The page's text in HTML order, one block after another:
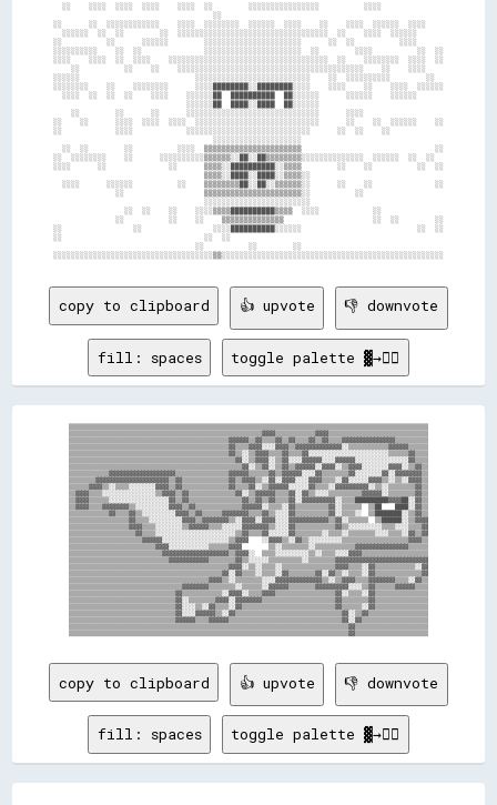
  ░░    ░░░░  ░░░░  ░░░░    ░░░░  ░░        ░░░░░░░░░░░░░░░░          ░░░░
                                    ░░
░░      ░░  ░░░░░░░░░░░░    ░░░░  ░░░░░░░░  ░░░░░░  ░░░░    ░░    ░░░░  ░░░░░░  ░░░░
  ░░░░░░  ░░  ░░        ░░  ░░░░░░░░░░░░░░░░░░░░░░░░░░░░░░░░░░  ░░    ░░░░  ░░░░░░
░░          ░░      ░░░░░░        ░░░░░░░░░░░░░░░░░░░░░░      ░░  ░░          ░░░░
░░░░░░░░░░    ░░  ░░              ░░░░░░░░░░░░░░░░░░░░░░  ░░        ░░░░          ░░  ░░
░░░░    ░░░░  ░░  ░░░░    ░░░░░░░░░░░░░░░░░░░░░░░░░░░░░░░░░░░░  ░░    ░░░░░░░░  ░░░░  ░░
    ░░          ░░    ░░    ░░░░░░░░░░░░░░░░░░░░░░░░░░░░░░░░░░░░░░░░░░    ░░    ░░░░
░░░░░░                          ░░░░░░░░░░░░░░░░░░░░░░░░░░    ░░  ░░░░░░░░░░        ░░
░░░░░░░░    ░░    ░░░░░░░░      ░░░░████████░░████████░░░░    ░░░░    ░░    ░░░░  ░░░░░░
  ░░░░  ░░  ░░  ░░    ░░░░    ░░░░░░██  ██████████  ██░░░░░░      ░░░░░░    ░░░░░░
                              ░░░░░░██  ████░░████  ██░░░░░░
    ░░        ░░      ░░      ░░░░░░░░░░░░░░░░░░░░░░░░░░░░░░      ░░░░
░░    ░░      ░░░░  ░░░░  ░░░░  ░░░░░░░░░░░░░░░░░░░░░░░░░░░░      ░░    ░░  ░░░░░░    ░░
░░            ░░░░            ░░░░░░░░░░░░░░░░░░░░░░░░░░░░      ░░  ░░    ░░
                                    ░░░░░░░░░░░░░░░░░░░░
  ░░  ░░        ░░          ░░░░  ▒▒▒▒▒▒▒▒▒▒▒▒▒▒▒▒▒▒▒▒▒▒                              ░░
░░  ░░░░░░░░    ░░      ░░░░░░░░░░▒▒▒▒▒▒░░██░░██▒▒▒▒▒▒▒▒░░░░░░░░░░░░░░  ░░░░░░  ░░  ░░
░░░░      ░░              ░░      ▒▒▒▒░░██████████░░▒▒▒▒        ░░    ░░          ░░  ░░
                                  ▒▒▒▒░░████░░████░░▒▒▒▒░░
  ░░░░      ░░░░░░          ░░    ▒▒▒▒▒▒▒▒██░░██░░▒▒▒▒▒▒░░      ░░    ░░              ░░
              ░░                  ▒▒▒▒▒▒▒▒▒▒▒▒▒▒▒▒▒▒▒▒▒▒░░          ░░
                                  ░░░░░░░░░░░░░░░░░░░░░░░░
                ░░  ░░    ░░    ░░░░▒▒▒▒██████████▒▒▒▒  ░░░░            ░░
              ░░          ░░    ░░    ▒▒▒▒▒▒▒▒▒▒▒▒▒▒                    ░░  ░░        ░░
░░                ░░                ░░░░██████████░░░░░░                          ░░  ░░
░░                                ░░  ░░
                                ░░          ░░        ░░
copy to clipboard 👍 upvote 👎 downvote
fill: spaces toggle palette ▓→✊🏽
▒▒▒▒▒▒▒▒▒▒▒▒▒▒▒▒▒▒▒▒▒▒▒▒▒▒▒▒▒▒▒▒▒▒▒▒▒▒▒▒▒▒▒▒▒▒▒▒▒▒▒▒▒▒▒▒▒▒▓▓▓▓▒▒▒▒▒▒▒▒▒▒▒▒▓▓▓▓▒▒▒▒▒▒▒▒▒▒▒▒▒▒▒▒▒▒▒▒▒▒▒▒▒▒▒▒▒▒
▒▒▒▒▒▒▒▒▒▒▒▒▒▒▒▒▒▒▒▒▒▒▒▒▒▒▒▒▒▒▒▒▒▒▒▒▒▒▒▒▒▒▒▒▒▒▒▒▓▓▓▓▓▓▒▒▓▓▒▒▒▒▓▓▒▒▓▓▒▒▒▒▓▓▒▒▓▓▒▒▒▒▓▓▓▓▓▓▓▓▓▓▓▓▓▓▓▓▒▒▒▒▒▒▒▒▒▒
▒▒▒▒▒▒▒▒▒▒▒▒▒▒▒▒▒▒▒▒▒▒▒▒▒▒▒▒▒▒▒▒▒▒▒▒▒▒▒▒▒▒▒▒▒▒▒▒▓▓▒▒▒▒▓▓▓▓░░░░▓▓▓▓▒▒▓▓▓▓▓▓▓▓▓▓▓▓▓▓░░▒▒▒▒▒▒▒▒▒▒▒▒▓▓▓▓▓▓▒▒▒▒▒▒
▒▒▒▒▒▒▒▒▒▒▒▒▒▒▒▒▒▒▒▒▒▒▒▒▒▒▒▒▒▒▒▒▒▒▒▒▒▒▒▒▒▒▒▒▒▒▒▒▓▓▒▒░░▒▒▓▓▓▓▒▒▒▒▓▓▒▒▒▒▓▓░░░░░░░░░░░░░░░░░░░░░░░░▒▒▒▒▒▒▓▓▒▒▒▒
▒▒▒▒▒▒▒▒▒▒▒▒▒▒▒▒▒▒▒▒▒▒▒▒▒▒▒▒▒▒▒▒▒▒▒▒▒▒▒▒▒▒▒▒▒▒▒▒▒▒▓▓░░▒▒▓▓▓▓░░▒▒▓▓░░░░▓▓▓▓▓▓░░░░▓▓▓▓▓▓░░░░░░░░░░░░░░░░▓▓▒▒▒▒
▒▒▒▒▒▒▒▒▒▒▒▒▒▒▒▒▒▒▒▒▒▒▒▒▒▒▒▒▒▒▒▒▒▒▒▒▒▒▒▒▒▒▒▒▒▒▒▒▒▒▒▒▓▓░░▒▒▓▓░░▒▒▓▓▒▒▓▓▓▓▓▓░░▓▓▓▓░░▒▒▓▓▓▓░░░░░░░░▓▓▓▓░░▒▒▓▓▒▒
▒▒▒▒▒▒▒▒▒▒▒▒▓▓▓▓▓▓▓▓▓▓▓▓▓▓▓▓▓▓▓▓▒▒▒▒▒▒▒▒▒▒▒▒▒▒▒▒▓▓▓▓▓▓▒▒▒▒▒▒▓▓▒▒▓▓▓▓▓▓░░░░▓▓▒▒▒▒▒▒▒▒▓▓░░░░░░░░▓▓░░▓▓▓▓▓▓▓▓▒▒
▒▒▒▒▒▒▒▒▓▓▓▓▓▓▓▓▓▓▓▓▓▓▓▓▓▓▓▓▓▓▒▒▓▓▒▒▒▒▒▒▒▒▒▒▒▒▒▒▓▓▒▒▓▓▓▓▒▒░░▓▓░░▓▓▓▓░░░░▓▓▓▓▒▒▒▒░░▓▓░░░░░░▓▓▓▓▒▒░░▒▒░░▓▓▓▓▒▒
▒▒▒▒▒▒▓▓▓▓▒▒░░▒▒▒▒░░░░░░░░▓▓▓▓▒▒▓▓▒▒▒▒▒▒▒▒▒▒▒▒▒▒▓▓▒▒▒▒▓▓░░▒▒▓▓▓▓▓▓░░░░░░▓▓▒▒▒▒░░▓▓▓▓▓▓▓▓▓▓░░▒▒░░▒▒▒▒▒▒▒▒▓▓▒▒
▒▒▓▓▓▓▒▒▒▒░░░░░░░░░░░░░░░░▒▒▓▓▓▓▒▒▓▓▒▒▒▒▒▒▒▒▒▒▒▒▒▒▓▓░░▒▒▓▓▓▓▓▓▒▒▒▒▓▓░░▓▓▒▒░░░░▒▒▒▒▒▒▒▒▒▒▓▓▓▓▓▓░░▒▒▒▒▒▒▒▒▓▓▒▒
▒▒▓▓▓▓▒▒▒▒▒▒░░░░░░░░░░░░░░░░░░▓▓▒▒▓▓▒▒▒▒▒▒▒▒▒▒▒▒▒▒▒▒▓▓▒▒▓▓▒▒▓▓▒▒▒▒▓▓░░▓▓▓▓▓▓▓▓▓▓░░▒▒▒▒██████████▓▓▓▓██░░▓▓▒▒
▒▒▓▓▓▓▒▒▒▒▓▓▓▓▓▓▓▓▒▒░░░░░░░░░░▓▓▓▓▒▒▓▓▒▒▒▒▒▒▒▒▒▒▒▒▒▒▓▓▓▓▓▓░░▒▒▒▒░░▓▓▒▒▒▒▒▒▒▒▒▒▓▓░░▒▒▒▒▒▒  ▒▒██    ████░░▓▓▒▒
▒▒▒▒▒▒▒▒▒▒▒▒▓▓▒▒▒▒▓▓▒▒░░░░░░░░░░▓▓▓▓▒▒▓▓▒▒▒▒▒▒▓▓▓▓▓▓▓▓▒▒▒▒▓▓▒▒░░░░▓▓▒▒▒▒▒▒▒▒▒▒▓▓░░▒▒▒▒░░  ▒▒████████░░▒▒▓▓▒▒
▒▒▒▒▒▒▒▒▒▒▒▒▒▒▒▒▒▒▓▓▒▒▒▒░░░░░░░░░░▓▓▓▓▒▒▓▓▓▓▓▓▓▓▒▒░░▓▓▓▓░░▓▓▓▓░░░░▓▓▓▓▓▓▓▓▓▓▓▓▒▒▓▓░░▒▒▒▒▒▒  ▒▒██████░░▒▒▓▓▓▓
▒▒▒▒▒▒▒▒▒▒▒▒▒▒▒▒▒▒▓▓▓▓▒▒▒▒░░░░░░░░▒▒▓▓▓▓▓▓▒▒▒▒░░░░░░▓▓▓▓▓▓▓▓▒▒░░░░▓▓▒▒▒▒▒▒▒▒▒▒▒▒▓▓▒▒░░░░░░░░░░▒▒▒▒░░░░▒▒▒▒▓▓
▒▒▒▒▒▒▒▒▒▒▒▒▒▒▒▒▒▒▒▒▓▓▒▒▒▒░░░░░░░░░░░░░░░░░░░░░░░░▒▒▓▓▒▒▒▒▓▓░░░░░░▓▓▒▒▒▒▒▒▒▒░░▒▒▒▒░░▒▒▒▒▒▒▒▒░░░░▒▒▒▒░░▓▓▒▒▓▓
▒▒▒▒▒▒▒▒▒▒▒▒▒▒▒▒▒▒▒▒▒▒▓▓▓▓▓▓░░░░░░░░░░░░░░░░░░░░▒▒▓▓▓▓    ░░▓▓▓▓▒▒░░▓▓▒▒░░░░░░░░░░▒▒▒▒▒▒▒▒▒▒▒▒▒▒▒▒▒▒▒▒▓▓▓▓▒▒
▒▒▒▒▒▒▒▒▒▒▒▒▒▒▒▒▒▒▒▒▒▒▒▒▒▒▓▓▓▓░░░░░░░░░░░░▒▒▒▒▒▒▓▓▓▓        ▒▒░░▒▒▒▒▒▒▒▒░░▒▒▒▒▒▒▒▒▒▒▒▒▓▓▓▓▓▓▓▓▓▓▓▓▓▓▓▓▒▒▒▒▒▒
▒▒▒▒▒▒▒▒▒▒▒▒▒▒▒▒▒▒▒▒▒▒▒▒▒▒▒▒▓▓▓▓▓▓▓▓▓▓▓▓▓▓▓▓▓▓▓▓▒▒▓▓▓▓░░  ▒▒▒▒░░░░░░░░░░▒▒░░▒▒▒▒░░░░▓▓▓▓▒▒▒▒▒▒▒▒▒▒▒▒▒▒▒▒▒▒▒▒
▒▒▒▒▒▒▒▒▒▒▒▒▒▒▒▒▒▒▒▒▒▒▒▒▒▒▒▒▒▒▓▓▓▓▓▓▓▓▓▓▓▓▒▒▒▒▒▒▒▒▓▓▒▒░░░░░░▒▒▒▒▒▒▒▒▒▒░░▒▒▒▒▒▒▒▒▓▓▓▓▓▓▓▓▓▓▓▓▓▓▓▓▓▓▓▓▓▓▓▓▓▓▓▓
▒▒▒▒▒▒▒▒▒▒▒▒▒▒▒▒▒▒▒▒▒▒▒▒▒▒▒▒▒▒▒▒▒▒▒▒▒▒▒▒▒▒▒▒▒▒▒▒▓▓▓▓░░▒▒░░▒▒▒▒░░▒▒▒▒▒▒▒▒▒▒▒▒▒▒▒▒▓▓▓▓▒▒▒▒░░▓▓▒▒▒▒▒▒▒▒▒▒▒▒░░▓▓
▒▒▒▒▒▒▒▒▒▒▒▒▒▒▒▒▒▒▒▒▒▒▒▒▒▒▒▒▒▒▒▒▒▒▒▒▒▒▒▒▒▒▒▒▒▒▓▓░░▓▓▒▒▒▒░░▒▒▒▒░░▓▓▒▒▒▒▒▒▒▒▓▓░░▓▓▒▒░░▒▒▒▒░░▓▓▒▒▒▒▒▒▒▒▒▒▒▒▒▒▓▓
▒▒▒▒▒▒▒▒▒▒▒▒▒▒▒▒▒▒▒▒▒▒▒▒▒▒▒▒▒▒▒▒▒▒▒▒▒▒▒▒▒▒▓▓▓▓▒▒░░▒▒▒▒▒▒▒▒░░░░▓▓▓▓▓▓▓▓▓▓▓▓▓▓▒▒░░▒▒▓▓▓▓▒▒▒▒▓▓▓▓▓▓▓▓▒▒▒▒░░▓▓▒▒
▒▒▒▒▒▒▒▒▒▒▒▒▒▒▒▒▒▒▒▒▒▒▒▒▒▒▒▒▒▒▒▒▒▒▓▓▓▓▓▓▓▓▒▒▒▒▒▒▒▒░░▒▒▒▒▒▒░░▓▓▓▓▓▓▒▒▒▒▒▒▒▒▓▓▓▓▓▓▓▓▓▓░░░░▒▒▓▓▒▒▒▒▒▒▓▓▓▓▓▓▒▒▒▒
▒▒▒▒▒▒▒▒▒▒▒▒▒▒▒▒▒▒▒▒▒▒▒▒▒▒▒▒▒▒▒▒▓▓▒▒▒▒▒▒▒▒▒▒▒▒░░▓▓▓▓░░▒▒▒▒▓▓▓▓▒▒▒▒▒▒▒▒▒▒▒▒▒▒▒▒▒▒▓▓░░▒▒▒▒░░▓▓▒▒▒▒▒▒▒▒▒▒▒▒▒▒▒▒
▒▒▒▒▒▒▒▒▒▒▒▒▒▒▒▒▒▒▒▒▒▒▒▒▒▒▒▒▒▒▒▒▓▓░░▒▒▒▒▒▒▒▒▓▓▓▓░░▓▓▓▓▓▓▓▓▒▒▒▒▒▒▒▒▒▒▒▒▒▒▒▒▒▒▒▒▒▒▓▓▒▒▒▒▒▒▒▒▓▓▒▒▒▒▒▒▒▒▒▒▒▒▒▒▒▒
▒▒▒▒▒▒▒▒▒▒▒▒▒▒▒▒▒▒▒▒▒▒▒▒▒▒▒▒▒▒▒▒▓▓░░░░▒▒░░▓▓▒▒▒▒░░▓▓▒▒▒▒▒▒▒▒▒▒▒▒▒▒▒▒▒▒▒▒▒▒▒▒▒▒▒▒▓▓▒▒▒▒▒▒░░▓▓▒▒▒▒▒▒▒▒▒▒▒▒▒▒▒▒
▒▒▒▒▒▒▒▒▒▒▒▒▒▒▒▒▒▒▒▒▒▒▒▒▒▒▒▒▒▒▒▒▓▓░░░░▓▓▓▓▓▓▒▒░░▓▓▒▒▒▒▒▒▒▒▒▒▒▒▒▒▒▒▒▒▒▒▒▒▒▒▒▒▒▒▒▒▒▒▓▓░░▒▒▓▓▒▒▒▒▒▒▒▒▒▒▒▒▒▒▒▒▒▒
▒▒▒▒▒▒▒▒▒▒▒▒▒▒▒▒▒▒▒▒▒▒▒▒▒▒▒▒▒▒▒▒▓▓▓▓▓▓▒▒▒▒▓▓▓▓▓▓▒▒▒▒▒▒▒▒▒▒▒▒▒▒▒▒▒▒▒▒▒▒▒▒▒▒▒▒▒▒▒▒▒▒▓▓░░▓▓▒▒▒▒▒▒▒▒▒▒▒▒▒▒▒▒▒▒▒▒
▒▒▒▒▒▒▒▒▒▒▒▒▒▒▒▒▒▒▒▒▒▒▒▒▒▒▒▒▒▒▒▒▒▒▒▒▒▒▒▒▒▒▒▒▒▒▒▒▒▒▒▒▒▒▒▒▒▒▒▒▒▒▒▒▒▒▒▒▒▒▒▒▒▒▒▒▒▒▒▒▒▒▒▒▓▓▒▒▒▒▒▒▒▒▒▒▒▒▒▒▒▒▒▒▒▒▒▒
copy to clipboard 👍 upvote 👎 downvote
fill: spaces toggle palette ▓→✊🏽